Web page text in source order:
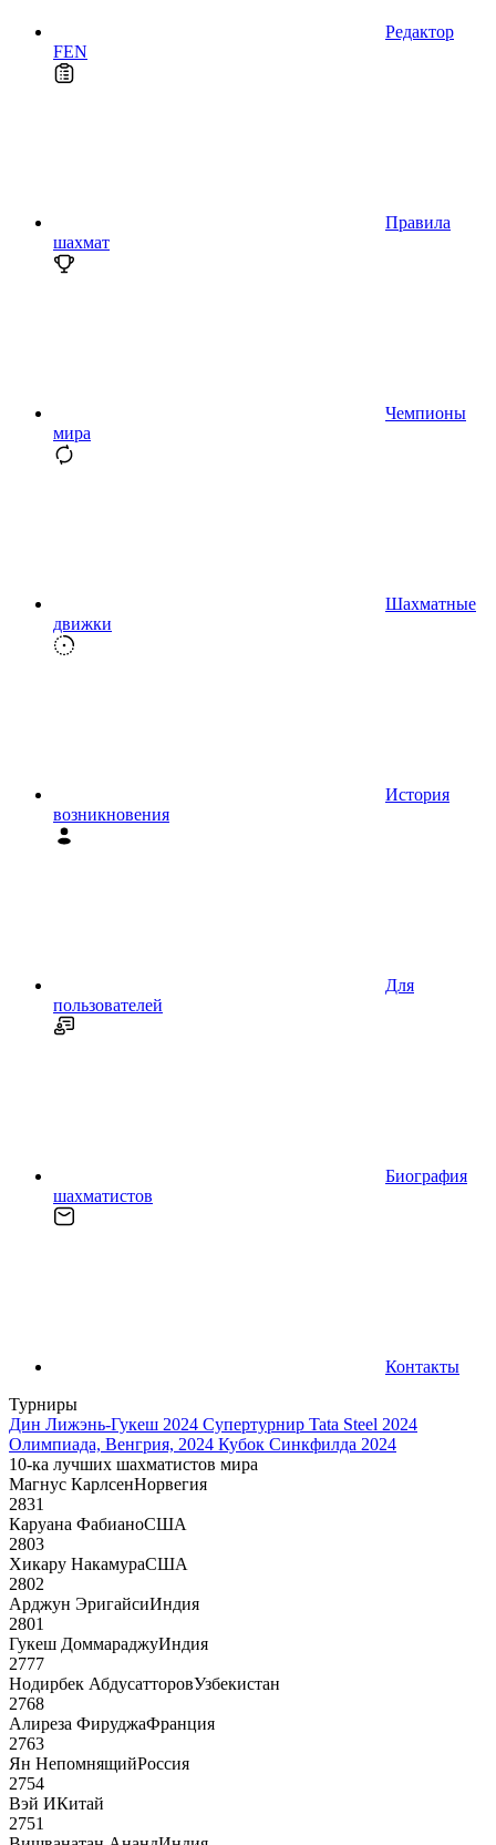
Редактор
FEN
Правила
шахмат
Чемпионы
мира
Шахматные
движки
История
возникновения
Для
пользователей
Биография
шахматистов
Контакты
Турниры
Дин Лижэнь-Гукеш 2024 Супертурнир Tata Steel 2024
Олимпиада, Венгрия, 2024 Кубок Синкфилда 2024
10-ка лучших шахматистов мира
Магнус КарлсенНорвегия
2831
Каруана ФабианоСША
2803
Хикару НакамураСША
2802
Арджун ЭригайсиИндия
2801
Гукеш ДоммараджуИндия
2777
Нодирбек АбдусатторовУзбекистан
2768
Алиреза ФируджаФранция
2763
Ян НепомнящийРоссия
2754
Вэй ИКитай
2751